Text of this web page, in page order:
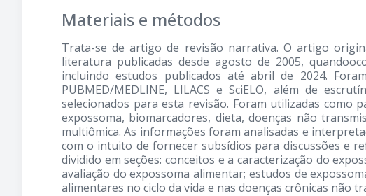
Materiais e métodos
Trata-se de artigo de revisão narrativa. O artigo
literatura publicadas desde agosto de 2005,
incluindo estudos publicados até abril de 2024.
PUBMED/MEDLINE, LILACS e SciELO, além de
selecionados para esta revisão. Foram utilizadas como
expossoma, biomarcadores, dieta, doenças não
multiômica. As informações foram analisadas e
com o intuito de fornecer subsídios para discussões e
dividido em seções: conceitos e a caracterização do
avaliação do expossoma alimentar; estudos de
alimentares no ciclo da vida e nas doenças crônicas não